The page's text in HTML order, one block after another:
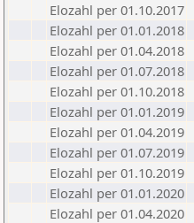
Elozahl per 01.10.2017
Elozahl per 01.01.2018
Elozahl per 01.04.2018
Elozahl per 01.07.2018
Elozahl per 01.10.2018
Elozahl per 01.01.2019
Elozahl per 01.04.2019
Elozahl per 01.07.2019
Elozahl per 01.10.2019
Elozahl per 01.01.2020
Elozahl per 01.04.2020